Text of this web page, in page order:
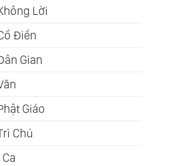
Lời
Điển
Gian
Giáo
Chú